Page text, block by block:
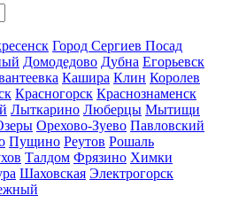
Город Сергиев Посад
Домодедово Дубна Егорьевск
Кашира Клин Королев
Красногорск Краснознаменск
Лыткарино Люберцы Мытищи
Орехово-Зуево Павловский
Пущино Реутов Рошаль
Талдом Фрязино Химки
Шаховская Электрогорск